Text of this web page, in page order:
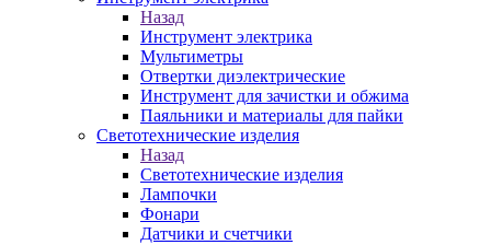
Назад
Инструмент электрика
Мультиметры
Отвертки диэлектрические
Инструмент для зачистки и обжима
Паяльники и материалы для пайки
Светотехнические изделия
Назад
Светотехнические изделия
Лампочки
Фонари
Датчики и счетчики